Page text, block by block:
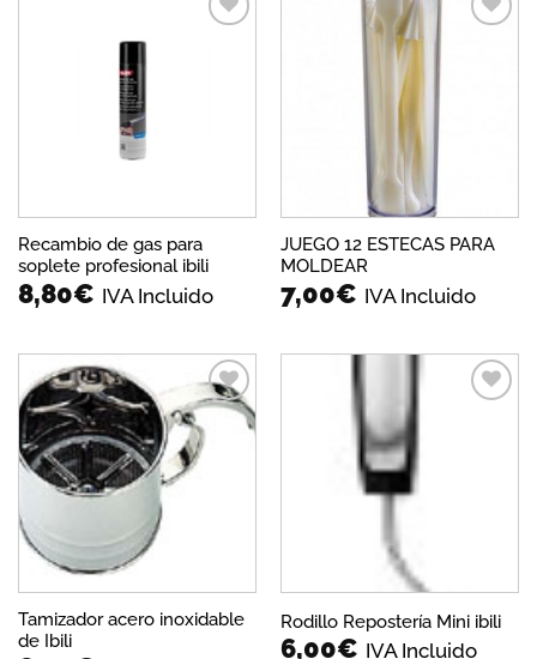
Recambio de gas para
soplete profesional ibili
8,80€ IVA Incluido
JUEGO 12 ESTECAS PARA
MOLDEAR
7,00€ IVA Incluido
Añadir
lista de
Tamizador acero inoxidable
de Ibili
Rodillo Repostería Mini ibili
6,00€ IVA Incluido